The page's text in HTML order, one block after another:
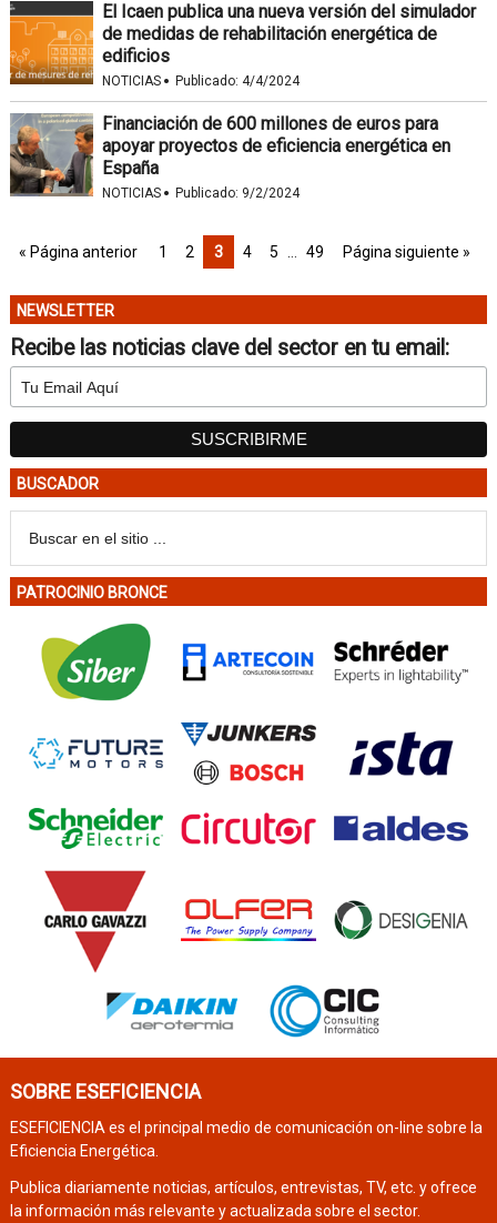
El Icaen publica una nueva versión del simulador
de medidas de rehabilitación energética de
edificios
NOTICIAS · Publicado: 4/4/2024
Financiación de 600 millones de euros para
apoyar proyectos de eficiencia energética en
España
NOTICIAS · Publicado: 9/2/2024
« Página anterior 1 2 3 4 5 49 Página siguiente »
NEWSLETTER
Recibe las noticias clave del sector en tu email:
BUSCADOR
PATROCINIO BRONCE
SOBRE ESEFICIENCIA
ESEFICIENCIA es el principal medio de comunicación on-line sobre la
Eficiencia Energética.
Publica diariamente noticias, artículos, entrevistas, TV, etc. y ofrece
la información más relevante y actualizada sobre el sector.